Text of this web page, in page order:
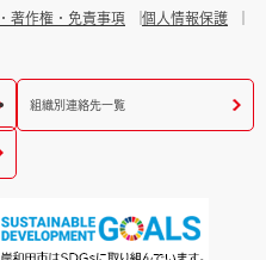
著作権・免責事項
個人情報保護
組織別連絡先一覧